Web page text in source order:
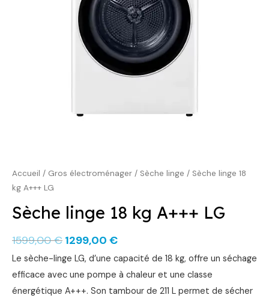
Accueil / Gros électroménager / Sèche linge / Sèche linge 18
kg A+++ LG
Sèche linge 18 kg A+++ LG
1599,00€ 1299,00 €
Le sèche-linge LG, d’une capacité de 18 kg, offre un séchage
efficace avec une pompe à chaleur et une classe
énergétique A+++. Son tambour de 211 L permet de sécher